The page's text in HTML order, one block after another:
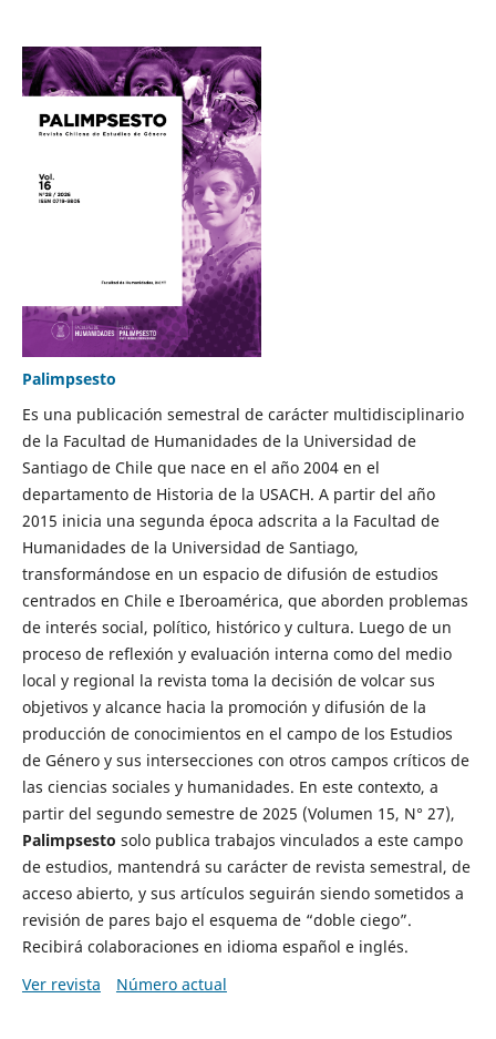
Palimpsesto
Es una publicación semestral de carácter multidisciplinario
de la Facultad de Humanidades de la Universidad de
Santiago de Chile que nace en el año 2004 en el
departamento de Historia de la USACH. A partir del año
2015 inicia una segunda época adscrita a la Facultad de
Humanidades de la Universidad de Santiago,
transformándose en un espacio de difusión de estudios
centrados en Chile e Iberoamérica, que aborden problemas
de interés social, político, histórico y cultura. Luego de un
proceso de reflexión y evaluación interna como del medio
local y regional la revista toma la decisión de volcar sus
objetivos y alcance hacia la promoción y difusión de la
producción de conocimientos en el campo de los Estudios
de Género y sus intersecciones con otros campos críticos de
las ciencias sociales y humanidades. En este contexto, a
partir del segundo semestre de 2025 (Volumen 15, N° 27),
Palimpsesto solo publica trabajos vinculados a este campo
de estudios, mantendrá su carácter de revista semestral, de
acceso abierto, y sus artículos seguirán siendo sometidos a
revisión de pares bajo el esquema de “doble ciego”.
Recibirá colaboraciones en idioma español e inglés.
Ver revista
Número actual